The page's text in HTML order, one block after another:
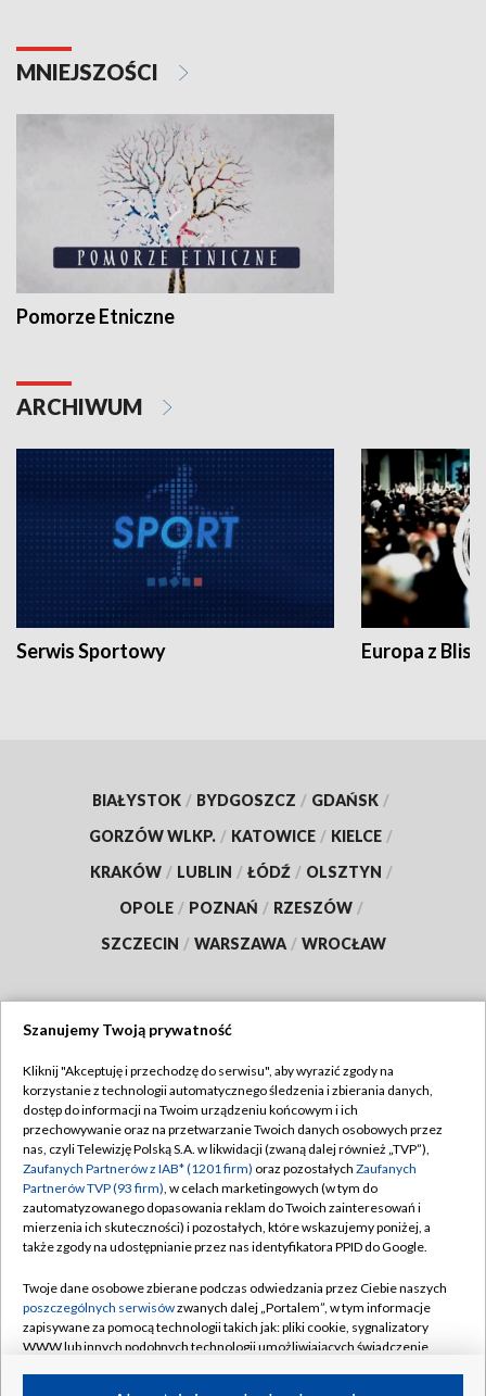
MNIEJSZOŚCI
Pomorze Etniczne
ARCHIWUM
Serwis Sportowy Europa z
BIAŁYSTOK / BYDGOSZCZ / GDAŃSK /
GORZÓW WLKP. / KATOWICE / KIELCE /
KRAKÓW / LUBLIN / ŁÓDŹ / OLSZTYN /
OPOLE / POZNAŃ / RZESZÓW /
SZCZECIN / WARSZAWA / WROCŁAW
TVP
Abonament TVP
Emisja w TVP
Centrum informacji TVP
Naziemna Telewizja Cyfrowa
Rada Programowa
System NOS
Informacje o nadawcy
Regulamin TVP
Polityka prywatności
Moje zgody
Pomoc
Kontakt
Kanały
Szanujemy Twoją prywatność
Kliknij "Akceptuję i przechodzę do serwisu", aby wyrazić zgody na
korzystanie z technologii automatycznego śledzenia i zbierania danych,
dostęp do informacji na Twoim urządzeniu końcowym i ich
przechowywanie oraz na przetwarzanie Twoich danych osobowych przez
nas, czyli Telewizję Polską S.A. w likwidacji (zwaną dalej również „TVP”),
Zaufanych Partnerów z IAB* (1201 firm) oraz pozostałych Zaufanych
Partnerów TVP (93 firm), w celach marketingowych (w tym do
zautomatyzowanego dopasowania reklam do Twoich zainteresowań i
mierzenia ich skuteczności) i pozostałych, które wskazujemy poniżej, a
także zgody na udostępnianie przez nas identyfikatora PPID do Google.
Twoje dane osobowe zbierane podczas odwiedzania przez Ciebie naszych
poszczególnych serwisówzwanych dalej „Portalem”, w tym informacje
zapisywane za pomocą technologii takich jak: pliki cookie, sygnalizatory
WWW lub innych podobnych technologii umożliwiających świadczenie